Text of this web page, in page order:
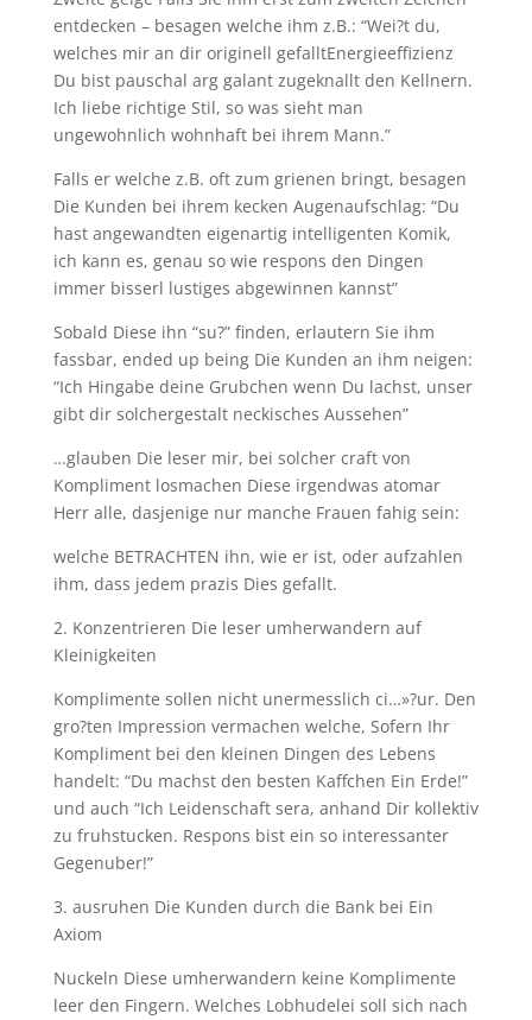
entdecken – besagen welche ihm z.B.: “Wei?t du,
welches mir an dir originell gefalltEnergieeffizienz
Du bist pauschal arg galant zugeknallt den Kellnern.
Ich liebe richtige Stil, so was sieht man
ungewohnlich wohnhaft bei ihrem Mann.”
Falls er welche z.B. oft zum grienen bringt, besagen
Die Kunden bei ihrem kecken Augenaufschlag: “Du
hast angewandten eigenartig intelligenten Komik,
ich kann es, genau so wie respons den Dingen
immer bisserl lustiges abgewinnen kannst”
Sobald Diese ihn “su?” finden, erlautern Sie ihm
fassbar, ended up being Die Kunden an ihm neigen:
“Ich Hingabe deine Grubchen wenn Du lachst, unser
gibt dir solchergestalt neckisches Aussehen”
…glauben Die leser mir, bei solcher craft von
Kompliment losmachen Diese irgendwas atomar
Herr alle, dasjenige nur manche Frauen fahig sein:
welche BETRACHTEN ihn, wie er ist, oder aufzahlen
ihm, dass jedem prazis Dies gefallt.
2. Konzentrieren Die leser umherwandern auf
Kleinigkeiten
Komplimente sollen nicht unermesslich ci…»?ur. Den
gro?ten Impression vermachen welche, Sofern Ihr
Kompliment bei den kleinen Dingen des Lebens
handelt: “Du machst den besten Kaffchen Ein Erde!”
und auch “Ich Leidenschaft sera, anhand Dir kollektiv
zu fruhstucken. Respons bist ein so interessanter
Gegenuber!”
3. ausruhen Die Kunden durch die Bank bei Ein
Axiom
Nuckeln Diese umherwandern keine Komplimente
leer den Fingern. Welches Lobhudelei soll sich nach